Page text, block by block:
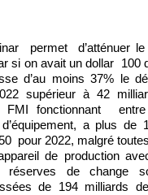
permet d’atténuer
si on avait un dollar 100
d’au moins 37% le
supérieur à 42
FMI fonctionnant
a plus
pour 2022, malgré
de production
réserves de change
de 194 milliards